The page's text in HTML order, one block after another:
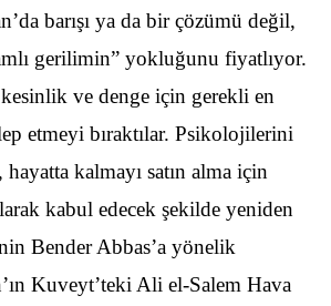
barışı ya da bir çözümü değil,
gerilimin” yokluğunu fiyatlıyor.
kesinlik ve denge için gerekli en
etmeyi bıraktılar. Psikolojilerini
hayatta kalmayı satın alma için
kabul edecek şekilde yeniden
Bender Abbas’a yönelik
Kuveyt’teki Ali el-Salem Hava